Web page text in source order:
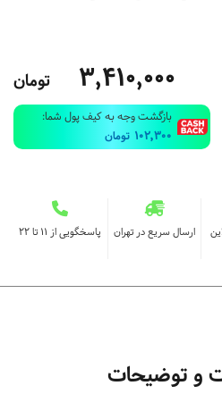
3,410,000 تومان
بازگشت وجه به کیف پول شما:
102,300 تومان
ارسال سریع در تهران پاسخگویی از ۱۱ تا ۲۲
و توضیحات